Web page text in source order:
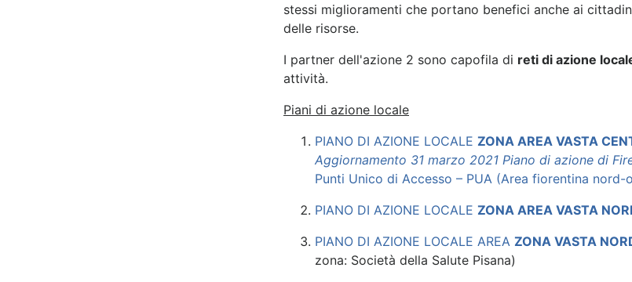
stessi miglioramenti che portano benefici anche ai
delle risorse.
I partner dell'azione 2 sono capofila di reti di azione
attività.
Piani di azione locale
PIANO DI AZIONE LOCALE ZONA AREA VASTA
Aggiornamento 31 marzo 2021 Piano di azione di
Punti Unico di Accesso – PUA (Area fiorentina nord-
PIANO DI AZIONE LOCALE ZONA AREA VASTA
PIANO DI AZIONE LOCALE AREA ZONA VASTA
zona: Società della Salute Pisana)